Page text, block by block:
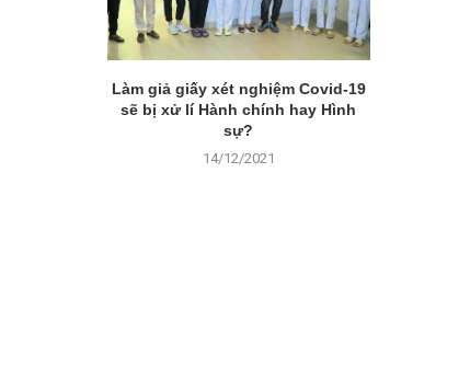
Làm giả giấy xét nghiệm Covid-19
sẽ bị xử lí Hành chính hay Hình
sự?
14/12/2021